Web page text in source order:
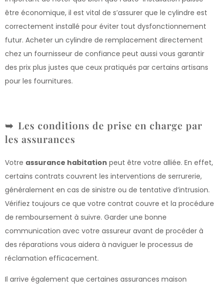
être économique, il est vital de s’assurer que le cylindre est
correctement installé pour éviter tout dysfonctionnement
futur. Acheter un cylindre de remplacement directement
chez un fournisseur de confiance peut aussi vous garantir
des prix plus justes que ceux pratiqués par certains artisans
pour les fournitures.
Les conditions de prise en charge par
les assurances
Votre assurance habitation peut être votre alliée. En effet,
certains contrats couvrent les interventions de serrurerie,
généralement en cas de sinistre ou de tentative d’intrusion.
Vérifiez toujours ce que votre contrat couvre et la procédure
de remboursement à suivre. Garder une bonne
communication avec votre assureur avant de procéder à
des réparations vous aidera à naviguer le processus de
réclamation efficacement.
Il arrive également que certaines assurances maison